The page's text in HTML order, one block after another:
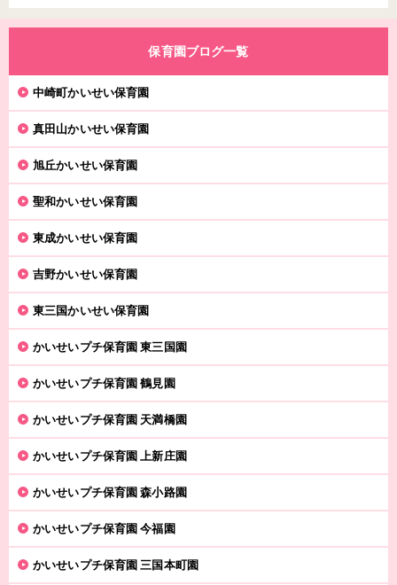
保育園ブログ一覧
中崎町かいせい保育園
真田山かいせい保育園
旭丘かいせい保育園
聖和かいせい保育園
東成かいせい保育園
吉野かいせい保育園
東三国かいせい保育園
かいせいプチ保育園 東三国園
かいせいプチ保育園 鶴見園
かいせいプチ保育園 天満橋園
かいせいプチ保育園 上新庄園
かいせいプチ保育園 森小路園
かいせいプチ保育園 今福園
かいせいプチ保育園 三国本町園